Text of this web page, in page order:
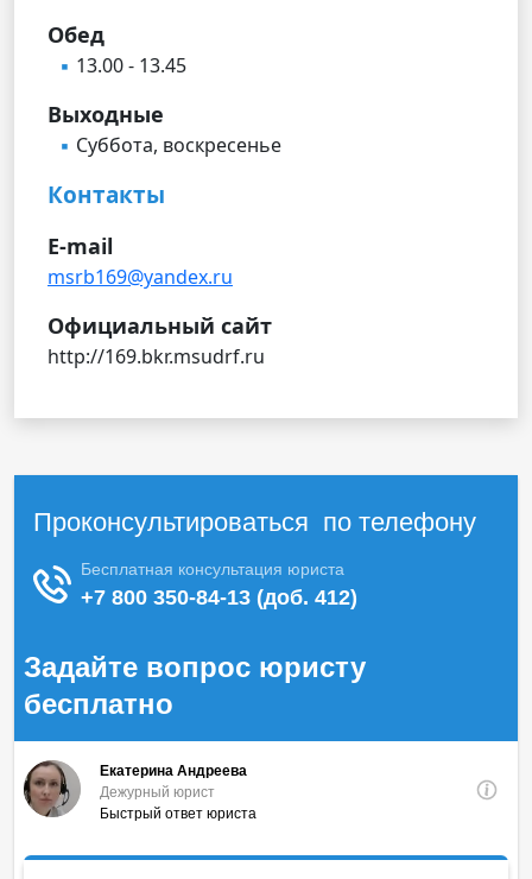
Обед
13.00 - 13.45
Выходные
Суббота, воскресенье
Контакты
E-mail
msrb169@yandex.ru
Официальный сайт
http://169.bkr.msudrf.ru